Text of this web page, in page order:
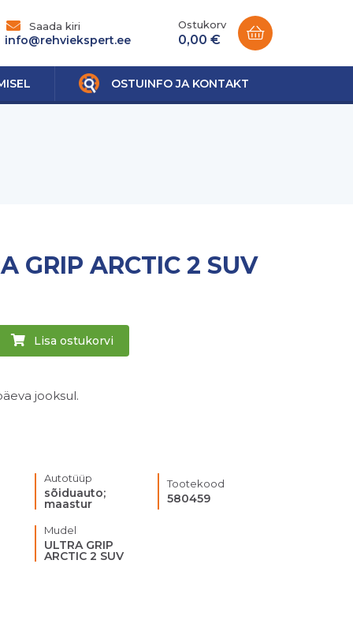
Saada kiri
info@rehviekspert.ee
Ostukorv
0,00 €
OSTUINFO JA KONTAKT
GRIP ARCTIC 2 SUV
Lisa ostukorvi
jooksul.
Autotüüp
sõiduauto;
maastur
Tootekood
580459
Mudel
ULTRA GRIP
ARCTIC 2 SUV